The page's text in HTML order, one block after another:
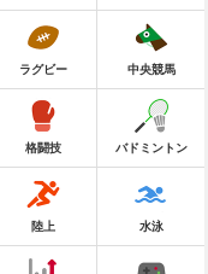
ラグビー 中央競馬
格闘技 バドミントン
陸上 水泳